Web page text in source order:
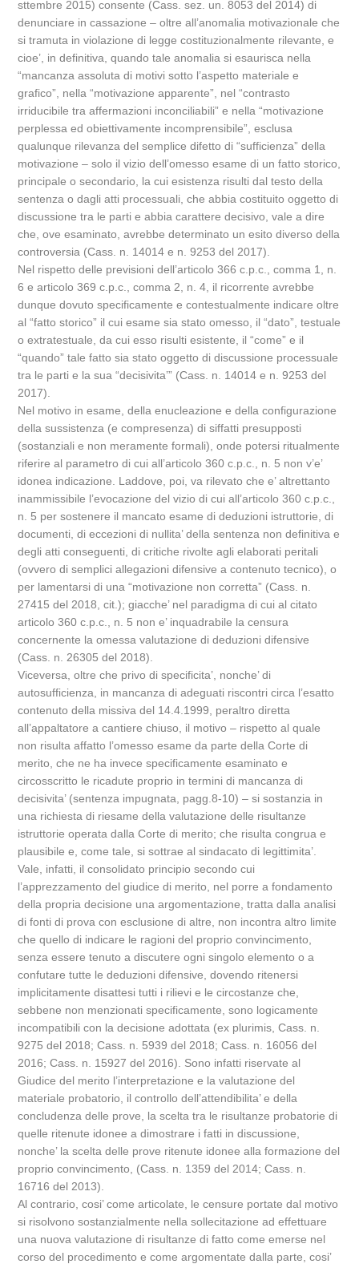
sttembre 2015) consente (Cass. sez. un. 8053 del 2014) di
denunciare in cassazione – oltre all’anomalia motivazionale che
si tramuta in violazione di legge costituzionalmente rilevante, e
cioe’, in definitiva, quando tale anomalia si esaurisca nella
“mancanza assoluta di motivi sotto l’aspetto materiale e
grafico”, nella “motivazione apparente”, nel “contrasto
irriducibile tra affermazioni inconciliabili” e nella “motivazione
perplessa ed obiettivamente incomprensibile”, esclusa
qualunque rilevanza del semplice difetto di “sufficienza” della
motivazione – solo il vizio dell’omesso esame di un fatto storico,
principale o secondario, la cui esistenza risulti dal testo della
sentenza o dagli atti processuali, che abbia costituito oggetto di
discussione tra le parti e abbia carattere decisivo, vale a dire
che, ove esaminato, avrebbe determinato un esito diverso della
controversia (Cass. n. 14014 e n. 9253 del 2017).
Nel rispetto delle previsioni dell’articolo 366 c.p.c., comma 1, n.
6 e articolo 369 c.p.c., comma 2, n. 4, il ricorrente avrebbe
dunque dovuto specificamente e contestualmente indicare oltre
al “fatto storico” il cui esame sia stato omesso, il “dato”, testuale
o extratestuale, da cui esso risulti esistente, il “come” e il
“quando” tale fatto sia stato oggetto di discussione processuale
tra le parti e la sua “decisivita’” (Cass. n. 14014 e n. 9253 del
2017).
Nel motivo in esame, della enucleazione e della configurazione
della sussistenza (e compresenza) di siffatti presupposti
(sostanziali e non meramente formali), onde potersi ritualmente
riferire al parametro di cui all’articolo 360 c.p.c., n. 5 non v’e’
idonea indicazione. Laddove, poi, va rilevato che e’ altrettanto
inammissibile l’evocazione del vizio di cui all’articolo 360 c.p.c.,
n. 5 per sostenere il mancato esame di deduzioni istruttorie, di
documenti, di eccezioni di nullita’ della sentenza non definitiva e
degli atti conseguenti, di critiche rivolte agli elaborati peritali
(ovvero di semplici allegazioni difensive a contenuto tecnico), o
per lamentarsi di una “motivazione non corretta” (Cass. n.
27415 del 2018, cit.); giacche’ nel paradigma di cui al citato
articolo 360 c.p.c., n. 5 non e’ inquadrabile la censura
concernente la omessa valutazione di deduzioni difensive
(Cass. n. 26305 del 2018).
Viceversa, oltre che privo di specificita’, nonche’ di
autosufficienza, in mancanza di adeguati riscontri circa l’esatto
contenuto della missiva del 14.4.1999, peraltro diretta
all’appaltatore a cantiere chiuso, il motivo – rispetto al quale
non risulta affatto l’omesso esame da parte della Corte di
merito, che ne ha invece specificamente esaminato e
circosscritto le ricadute proprio in termini di mancanza di
decisivita’ (sentenza impugnata, pagg.8-10) – si sostanzia in
una richiesta di riesame della valutazione delle risultanze
istruttorie operata dalla Corte di merito; che risulta congrua e
plausibile e, come tale, si sottrae al sindacato di legittimita’.
Vale, infatti, il consolidato principio secondo cui
l’apprezzamento del giudice di merito, nel porre a fondamento
della propria decisione una argomentazione, tratta dalla analisi
di fonti di prova con esclusione di altre, non incontra altro limite
che quello di indicare le ragioni del proprio convincimento,
senza essere tenuto a discutere ogni singolo elemento o a
confutare tutte le deduzioni difensive, dovendo ritenersi
implicitamente disattesi tutti i rilievi e le circostanze che,
sebbene non menzionati specificamente, sono logicamente
incompatibili con la decisione adottata (ex plurimis, Cass. n.
9275 del 2018; Cass. n. 5939 del 2018; Cass. n. 16056 del
2016; Cass. n. 15927 del 2016). Sono infatti riservate al
Giudice del merito l’interpretazione e la valutazione del
materiale probatorio, il controllo dell’attendibilita’ e della
concludenza delle prove, la scelta tra le risultanze probatorie di
quelle ritenute idonee a dimostrare i fatti in discussione,
nonche’ la scelta delle prove ritenute idonee alla formazione del
proprio convincimento, (Cass. n. 1359 del 2014; Cass. n.
16716 del 2013).
Al contrario, cosi’ come articolate, le censure portate dal motivo
si risolvono sostanzialmente nella sollecitazione ad effettuare
una nuova valutazione di risultanze di fatto come emerse nel
corso del procedimento e come argomentate dalla parte, cosi’